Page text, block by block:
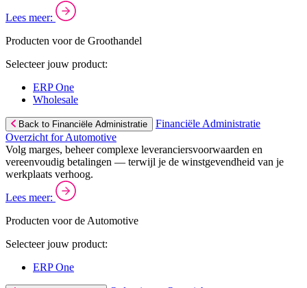
Lees meer:
Producten voor de Groothandel
Selecteer jouw product:
ERP One
Wholesale
Back to Financiële Administratie
Financiële Administratie
Overzicht for Automotive
Volg marges, beheer complexe leveranciersvoorwaarden en
vereenvoudig betalingen — terwijl je de winstgevendheid van je
werkplaats verhoog.
Lees meer:
Producten voor de Automotive
Selecteer jouw product:
ERP One